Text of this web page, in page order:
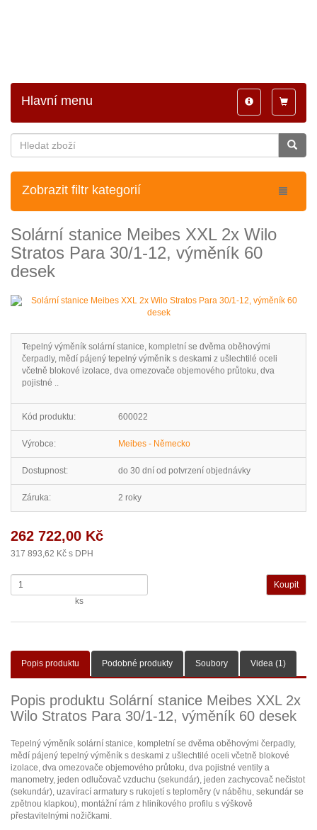
Toggle
Toggle
navigation
Hlavní menu
Zobrazit filtr kategorií
Solární stanice Meibes XXL 2x Wilo
Stratos Para 30/1-12, výměník 60
desek
Tepelný výměník solární stanice, kompletní se dvěma oběhovými
čerpadly, mědí pájený tepelný výměník s deskami z ušlechtilé oceli
včetně blokové izolace, dva omezovače objemového průtoku, dva
pojistné ..
Kód produktu: 600022
Výrobce: Meibes - Německo
Dostupnost: do 30 dní od potvrzení objednávky
Záruka: 2 roky
262 722,00 Kč
317 893,62 Kč s DPH
ks
Popis produktu Podobné produkty Soubory Videa (1)
Popis produktu Solární stanice Meibes XXL 2x
Wilo Stratos Para 30/1-12, výměník 60 desek
Tepelný výměník solární stanice, kompletní se dvěma oběhovými čerpadly,
mědí pájený tepelný výměník s deskami z ušlechtilé oceli včetně blokové
izolace, dva omezovače objemového průtoku, dva pojistné ventily a
manometry, jeden odlučovač vzduchu (sekundár), jeden zachycovač nečistot
(sekundár), uzavírací armatury s rukojetí s teploměry (v náběhu, sekundár se
zpětnou klapkou), montážní rám z hliníkového profilu s výškově
přestavitelnými nožičkami.